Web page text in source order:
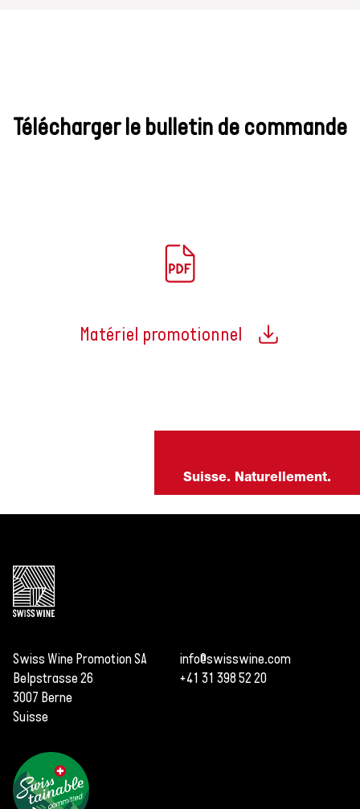
Télécharger le bulletin de commande
Matériel promotionnel
Suisse. Naturellement.
Swiss Wine Promotion SA
Belpstrasse 26
3007 Berne
Suisse
info@swisswine.com
+41 31 398 52 20